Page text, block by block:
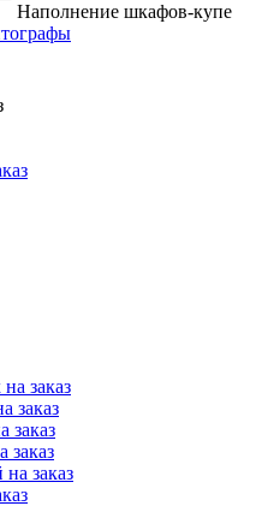
Наполнение шкафов-купе
заказ
заказ
заказ
заказ
заказ